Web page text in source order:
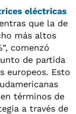
eléctricas
que la de
más altos
comenzó
de partida
europeos. Esto
términos de
a través de